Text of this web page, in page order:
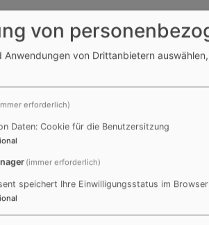
von
Anwendungen von Drittanbietern
erforderlich)
Daten: Cookie für die Benutzersitzung
(immer erforderlich)
speichert Ihre Einwilligungsstatus im Browser